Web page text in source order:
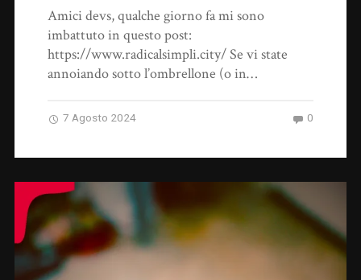
Amici devs, qualche giorno fa mi sono
imbattuto in questo post:
https://www.radicalsimpli.city/ Se vi state
annoiando sotto l’ombrellone (o in…
7 Agosto 2024 0